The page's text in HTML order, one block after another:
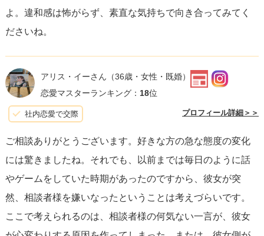
よ。違和感は怖がらず、素直な気持ちで向き合ってみてく
ださいね。
アリス・イーさん （36歳・女性・既婚）
恋愛マスターランキング： 18位
社内恋愛で交際 プロフィール詳細＞＞
ご相談ありがとうございます。好きな方の急な態度の変化
には驚きましたね。それでも、以前までは毎日のように話
やゲームをしていた時期があったのですから、彼女が突
然、相談者様を嫌いなったということは考えづらいです。
ここで考えられるのは、相談者様の何気ない一言が、彼女